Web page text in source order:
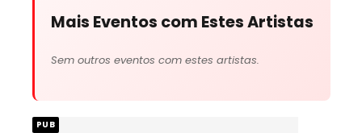
Mais Eventos com Estes Artistas
Sem outros eventos com estes artistas.
PUB